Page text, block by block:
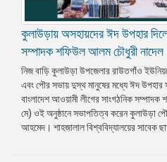
কুলাউড়ায় অসহায়দের ঈদ উপহার
সম্পাদক শফিউল আলম চৌধুরী নাদেল
নিজ বাড়ি কুলাউড়া উপজেলার রাউতগাঁও
এবং পৌর সভায় দুস্থ মানুষের মধ্যে ঈদ উপহার
বাংলাদেশ আওয়ামী লীগের সাংগঠনিক
মে) ওই অনুষ্ঠানে সভাপতিত্ব করেন কুলাউড়া
আহমেদ। শাহজালাল বিশ্ববিদ্যালয়ের সাবেক